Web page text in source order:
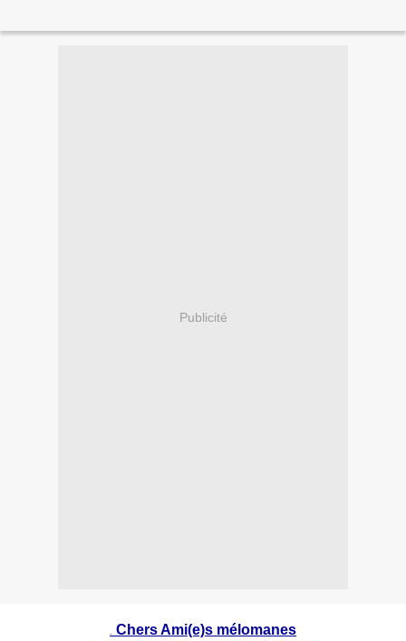
Publicité
. Chers Ami(e)s mélomanes